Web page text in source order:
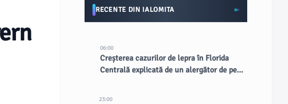
RECENTE DIN IALOMITA
06:00
Creșterea cazurilor de lepra în Florida
Centrală explicată de un alergător de pe
23:00